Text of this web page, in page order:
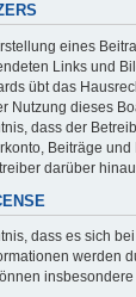
eines
Links und
übt das
Nutzung dieses
dass der
Beiträge
darüber
dass es sich
werden